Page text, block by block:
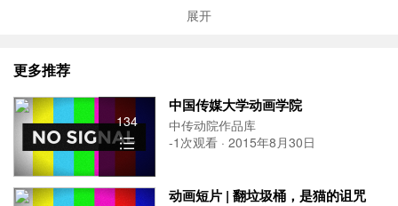
365 个日夜的心血，无数帧的细细打磨。
展开
更多推荐
134
中国传媒大学动画学院
中传动院作品库
-1次观看 · 2015年8月30日
动画短片 | 翻垃圾桶，是猫的诅咒